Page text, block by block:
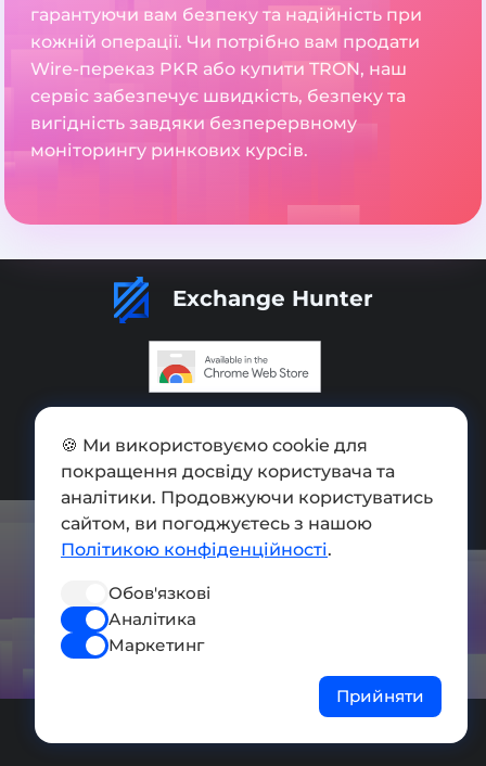
гарантуючи вам безпеку та надійність при
кожній операції. Чи потрібно вам продати
Wire-переказ PKR або купити TRON, наш
сервіс забезпечує швидкість, безпеку та
вигідність завдяки безперервному
моніторингу ринкових курсів.
Exchange Hunter
Мапа сайту
Press kit
Умови використання
Політика конфіденційності
СОЦ. МЕРЕЖІ
🍪 Ми використовуємо cookie для
покращення досвіду користувача та
аналітики. Продовжуючи користуватись
сайтом, ви погоджуєтесь з нашою
Політикою конфіденційності.
Обов'язкові
Аналітика
Маркетинг
Прийняти